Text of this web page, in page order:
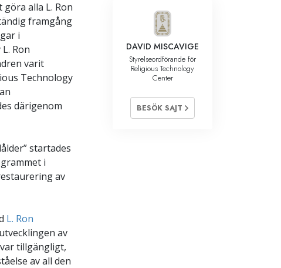
alla L. Ron
framgång
i
Ron
varit
Technology
därigenom
startades
i
av
L. Ron
av
tillgängligt,
av all den
DAVID MISCAVIGE
Styrelseordförande för
Religious Technology
Center
BESÖK SAJT